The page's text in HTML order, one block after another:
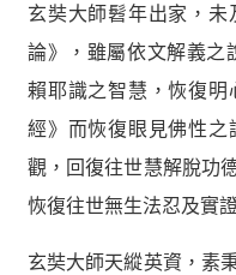
玄奘大師髫年出家，
論》，雖屬依文解義之
賴耶識之智慧，恢復
經》而恢復眼見佛性之
觀，回復往世慧解脫功
恢復往世無生法忍及實
玄奘大師天縱英資，素